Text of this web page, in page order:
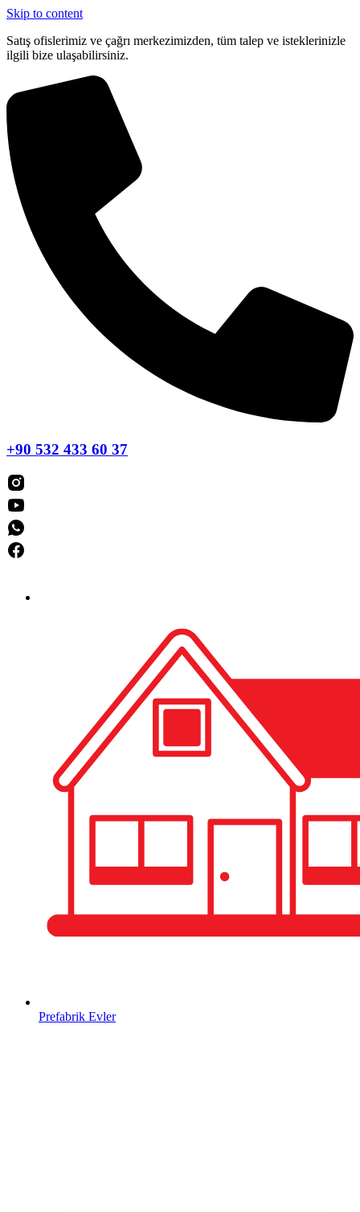
Skip to content
Satış ofislerimiz ve çağrı merkezimizden, tüm talep ve isteklerinizle
ilgili bize ulaşabilirsiniz.
+90 532 433 60 37
Prefabrik Evler